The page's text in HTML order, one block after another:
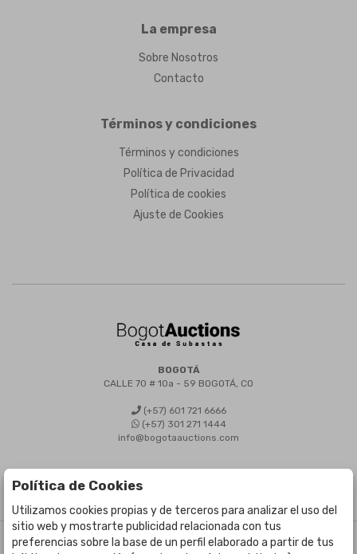
La empresa
Sobre Nosotros
Contacto
Términos y condiciones
Términos y condiciones
Política de Privacidad
Política de cookies
Ajuste de Cookies
BOGOTÁ
CALLE 70 # 10a - 59 BOGOTÁ, CO
(+57) 601 721 6666
(+57) 301 271 1444
info@bogotaauctions.com
©Bogota Auctions- Todos los derechos reservados
Política de Cookies
Utilizamos cookies propias y de terceros para analizar el uso del
sitio web y mostrarte publicidad relacionada con tus
preferencias sobre la base de un perfil elaborado a partir de tus